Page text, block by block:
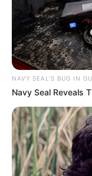
NAVY SEAL'S BUG IN
Navy Seal Reveals